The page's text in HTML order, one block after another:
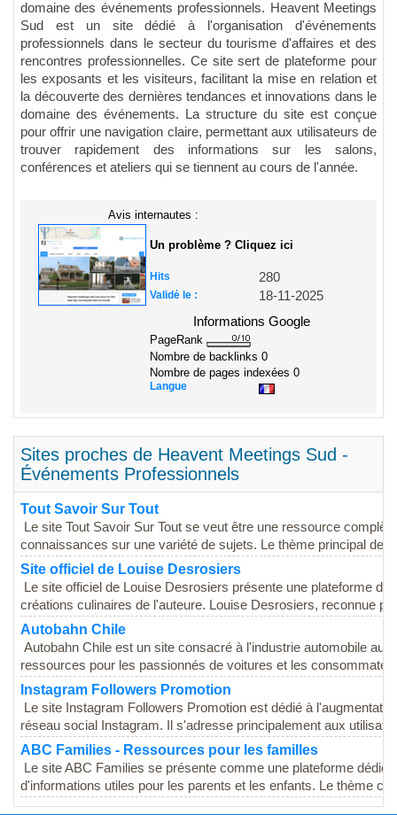
domaine des événements professionnels. Heavent Meetings
Sud est un site dédié à l'organisation d'événements
professionnels dans le secteur du tourisme d'affaires et des
rencontres professionnelles. Ce site sert de plateforme pour
les exposants et les visiteurs, facilitant la mise en relation et
la découverte des dernières tendances et innovations dans le
domaine des événements. La structure du site est conçue
pour offrir une navigation claire, permettant aux utilisateurs de
trouver rapidement des informations sur les salons,
conférences et ateliers qui se tiennent au cours de l'année.
Avis internautes :
Un problème ? Cliquez ici
Hits 280
Validé le :
18-11-2025
Informations Google
PageRank
Nombre de backlinks 0
Nombre de pages indexées 0
Langue
Sites proches de Heavent Meetings Sud -
Événements Professionnels
Tout Savoir Sur Tout
Le site Tout Savoir Sur Tout se veut être une ressource
connaissances sur une variété de sujets. Le thème principal de
Site officiel de Louise Desrosiers
Le site officiel de Louise Desrosiers présente une plateforme
créations culinaires de l'auteure. Louise Desrosiers, reconnue
Autobahn Chile
Autobahn Chile est un site consacré à l'industrie automobile au
ressources pour les passionnés de voitures et les
Instagram Followers Promotion
Le site Instagram Followers Promotion est dédié à
réseau social Instagram. Il s'adresse principalement aux
ABC Families - Ressources pour les familles
Le site ABC Families se présente comme une plateforme
d'informations utiles pour les parents et les enfants. Le thème